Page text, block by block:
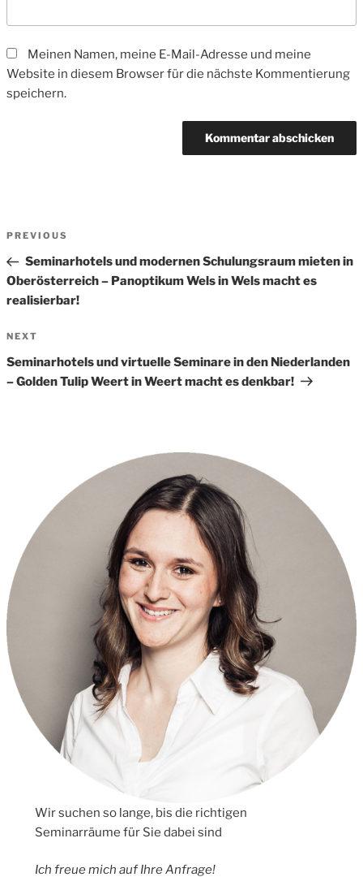
Meinen Namen, meine E-Mail-Adresse und meine
Website in diesem Browser für die nächste Kommentierung
speichern.
Beitrags-
Previous
Post
PREVIOUS
Seminarhotels und modernen Schulungsraum mieten in
Oberösterreich – Panoptikum Wels in Wels macht es
realisierbar!
Next
Post
NEXT
Seminarhotels und virtuelle Seminare in den Niederlanden
– Golden Tulip Weert in Weert macht es denkbar!
Wir suchen so lange, bis die richtigen
Seminarräume für Sie dabei sind
Ich freue mich auf Ihre Anfrage!